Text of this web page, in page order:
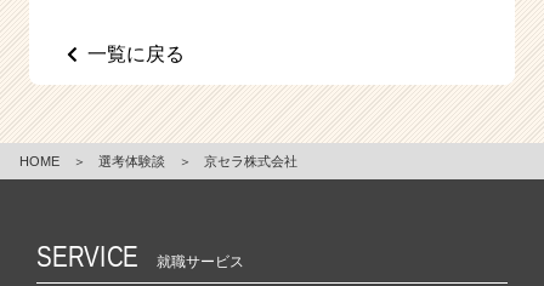
一覧に戻る
HOME ＞ 選考体験談 ＞ 京セラ株式会社
SERVICE 就職サービス